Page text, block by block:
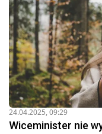
24.04.2025, 09:29
Wiceminister nie